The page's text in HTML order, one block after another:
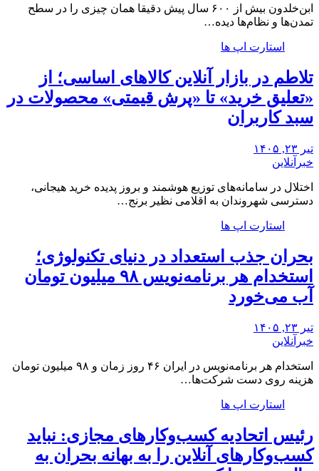
ابن‌خلدون بیش از ۶۰۰ سال پیش دقیقا همان چیزی را در سطح
تمدن‌ها و نظام‌ها دیده…
استارت اپ ها
تلاطم در بازار آنلاین کالاهای اساسی؛ از
«تعلیق خرید» تا «پرش قیمتی» محصولات در
سبد کاربران
تیر ۲۳, ۱۴۰۵
خبرآنلاین
اختلال در سامانه‌های توزیع هوشمند و بروز پدیده خرید هیجانی،
دسترسی شهروندان به اقلامی نظیر برنج…
استارت اپ ها
بحران جذب استعداد در دنیای تکنولوژی؛
استخدام هر برنامه‌نویس ۹۸ میلیون تومان
آب می‌خورد
تیر ۲۳, ۱۴۰۵
خبرآنلاین
استخدام هر برنامه‌نویس در ایران ۴۶ روز زمان و ۹۸ میلیون تومان
هزینه روی دست شرکت‌ها…
استارت اپ ها
رئیس اتحادیه کسب‌وکارهای مجازی: نباید
کسب‌وکارهای آنلاین را به بهانه بحران به